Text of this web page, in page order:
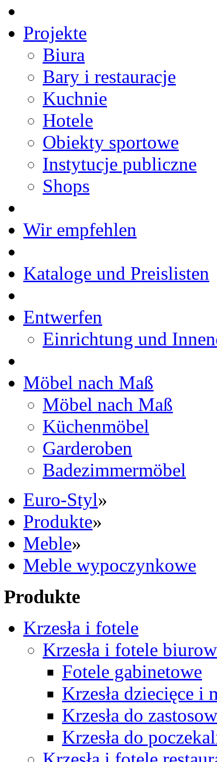
Projekte
Biura
Bary i restauracje
Kuchnie
Hotele
Obiekty sportowe
Instytucje publiczne
Shops
Wir empfehlen
Kataloge und Preislisten
Entwerfen
Einrichtung und
Möbel nach Maß
Möbel nach Maß
Küchenmöbel
Garderoben
Badezimmermöbel
Euro-Styl»
Produkte»
Meble»
Meble wypoczynkowe
Produkte
Krzesła i fotele
Krzesła i fotele
Fotele gabinetowe
Krzesła dziecięce i
Krzesła do
Krzesła do